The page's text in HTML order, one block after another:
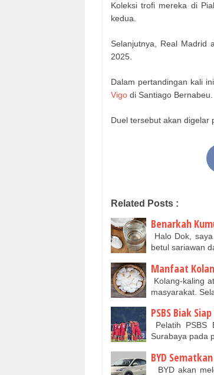
Koleksi trofi mereka di
kedua.
Selanjutnya, Real Madrid
2025.
Dalam pertandingan kali
Vigo di Santiago Bernabeu.
Duel tersebut akan digelar
Related Posts :
Benarkah
Halo Dok,
betul sariawan
Manfaat
Kolang-kaling
masyarakat.
PSBS Biak
Pelatih PSBS
Surabaya pada
BYD
BYD akan